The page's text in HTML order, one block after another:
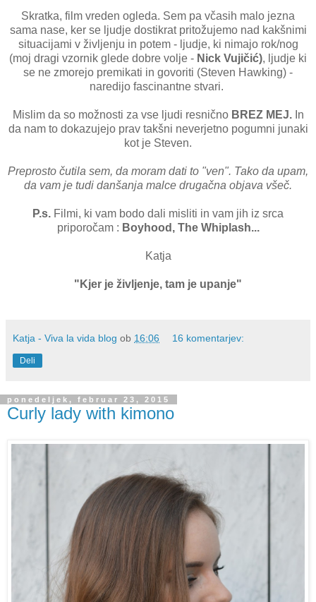
Skratka, film vreden ogleda. Sem pa včasih malo jezna
sama nase, ker se ljudje dostikrat pritožujemo nad kakšnimi
situacijami v življenju in potem - ljudje, ki nimajo rok/nog
(moj dragi vzornik glede dobre volje - Nick Vujičić), ljudje ki
se ne zmorejo premikati in govoriti (Steven Hawking) -
naredijo fascinantne stvari.
Mislim da so možnosti za vse ljudi resnično BREZ MEJ. In
da nam to dokazujejo prav takšni neverjetno pogumni junaki
kot je Steven.
Preprosto čutila sem, da moram dati to "ven". Tako da upam,
da vam je tudi danšanja malce drugačna objava všeč.
P.s. Filmi, ki vam bodo dali misliti in vam jih iz srca
priporočam : Boyhood, The Whiplash...
Katja
"Kjer je življenje, tam je upanje"
Katja - Viva la vida blog ob 16:06 16 komentarjev:
Deli
ponedeljek, februar 23, 2015
Curly lady with kimono